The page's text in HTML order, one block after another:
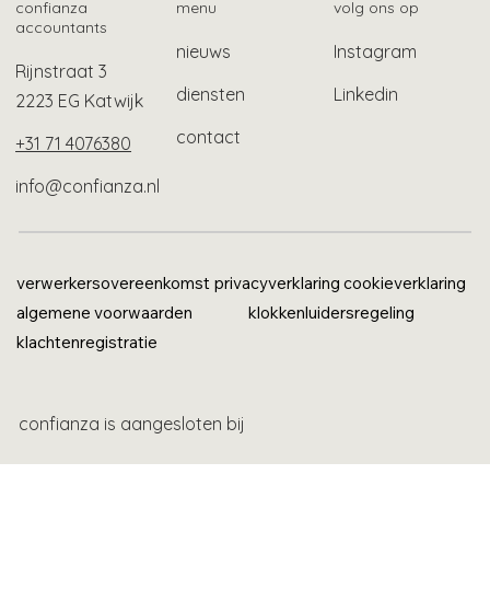
confianza
accountants
Rijnstraat 3
2223 EG Katwijk
+31 71 4076380
info@confianza.nl
menu
nieuws
diensten
contact
volg ons op
Instagram
Linkedin
verwerkersovereenkomst privacyverklaring cookieverklaring
algemene voorwaarden
klokkenluidersregeling
klachtenregistratie
confianza is aangesloten bij